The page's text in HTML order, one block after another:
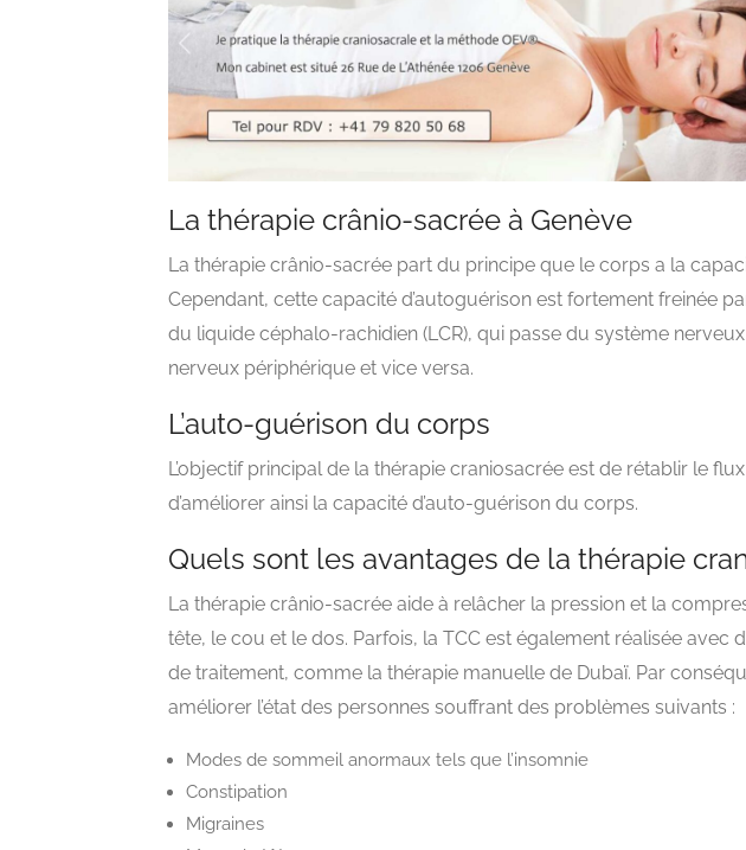
La thérapie crânio-sacrée à Genève
La thérapie crânio-sacrée part du principe que le corps a la
Cependant, cette capacité d’autoguérison est fortement freinée
du liquide céphalo-rachidien (LCR), qui passe du système
nerveux périphérique et vice versa.
L’auto-guérison du corps
L’objectif principal de la thérapie craniosacrée est de rétablir le
d’améliorer ainsi la capacité d’auto-guérison du corps.
Quels sont les avantages de la thérapie
La thérapie crânio-sacrée aide à relâcher la pression et la
tête, le cou et le dos. Parfois, la TCC est également réalisée avec
de traitement, comme la thérapie manuelle de Dubaï. Par
améliorer l’état des personnes souffrant des problèmes suivants :
Modes de sommeil anormaux tels que l’insomnie
Constipation
Migraines